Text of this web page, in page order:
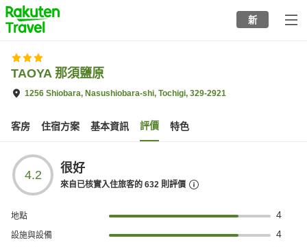
to
top
page
新
TAOYA 那須鹽原
1256 Shiobara, Nasushiobara-shi, Tochigi, 329-2921
客房 住宿方案 基本資訊 評價 特色
4.2 很好
來自已核實入住旅客的 632 則評價
地點 4
設施與設備 4